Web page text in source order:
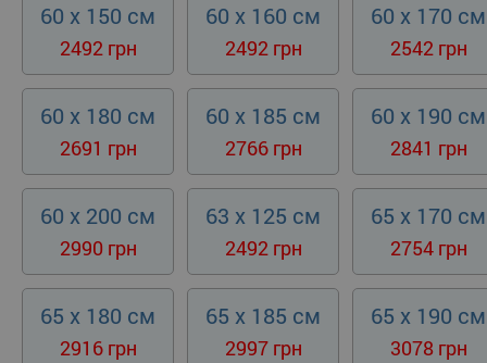
60 x 150 см
2492 грн
60 x 160 см
2492 грн
60 x 170 см
2542 грн
60 x 180 см
2691 грн
60 x 185 см
2766 грн
60 x 190 см
2841 грн
60 x 200 см
2990 грн
63 x 125 см
2492 грн
65 x 170 см
2754 грн
65 x 180 см
2916 грн
65 x 185 см
2997 грн
65 x 190 см
3078 грн